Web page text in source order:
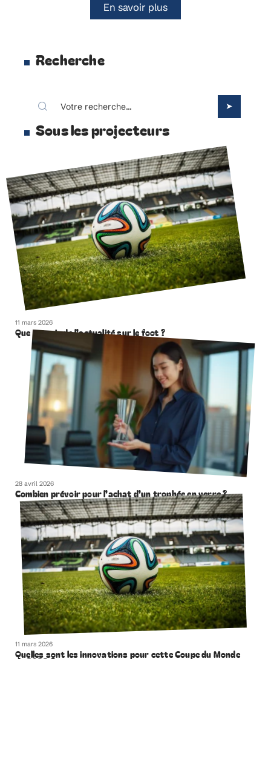
En savoir plus
Recherche
Sous les projecteurs
11 mars 2026
Que retenir de l’actualité sur le foot ?
28 avril 2026
Combien prévoir pour l’achat d’un trophée en verre ?
11 mars 2026
Quelles sont les innovations pour cette Coupe du Monde
de 2022 ?